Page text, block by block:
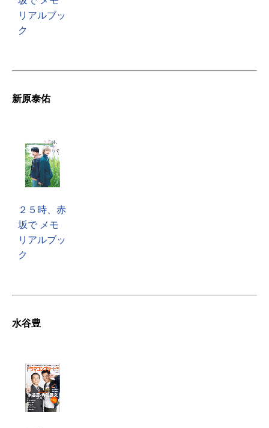
リアルブッ
ク
新原泰佑
２５時、赤
坂で メモ
リアルブッ
ク
水谷豊